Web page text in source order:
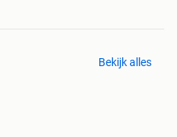
Bekijk alles